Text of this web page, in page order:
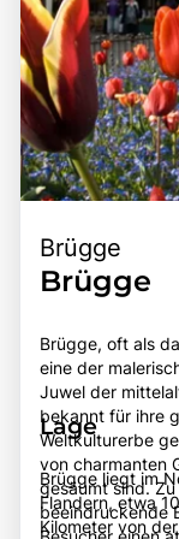
Brügge
Brügge
Brügge, oft als
eine der
Juwel der
bekannt für ihre
Weltkulturerbe
von charmanten
gesäumt sind.
beeindruckende
Lage
Brügge liegt im
Flandern, etwa
Kilometer von